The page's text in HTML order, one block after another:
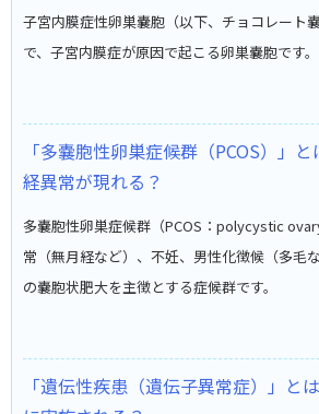
子宮内膜症性卵巣嚢胞（以下、チョコレート
で、子宮内膜症が原因で起こる卵巣嚢胞です。
「多嚢胞性卵巣症候群（PCOS）」
経異常が現れる？
多嚢胞性卵巣症候群（PCOS：polycystic
常（無月経など）、不妊、男性化徴候（多毛
の嚢胞状肥大を主徴とする症候群です。
「遺伝性疾患（遺伝子異常症）」と